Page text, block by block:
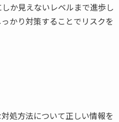
か見えないレベルまで進歩し
かり対策することでリスクを
処方法について正しい情報を